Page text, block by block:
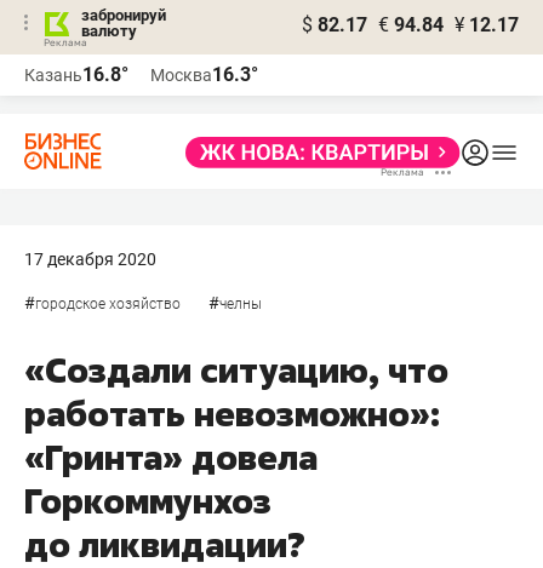
забронируй
валюту
$ 82.17 € 94.84 ¥ 12.17
Казань16.8° Москва16.3°
17 декабря 2020
#городское хозяйство #челны
«Создали ситуацию, что
работать невозможно»:
«Гринта» довела
Горкоммунхоз
до ликвидации?